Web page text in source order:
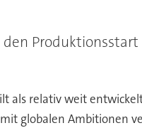
Produktionsstart
als relativ weit
globalen Ambitionen